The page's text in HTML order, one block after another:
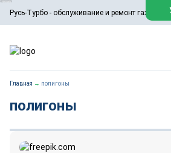
Русь-Турбо - обслуживание и ремонт газовых
ООО «Русь-Турбо» занимается
турбин, комплексным ремонтом,
техническим обслуживанием
работают на нефтегазовых,
металлургических и других
Реклама. ООО «Русь-Турбо», ИНН
Перейти на сайт
Главная → полигоны
полигоны